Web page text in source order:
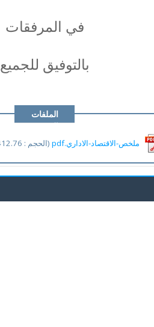
في المرفقات
بالتوفيق للجميع
الملفات
المرفقة
ملخص-الاقتصاد-الاداري.pdf (الحجم : 412.76 KB / التحميلات : 183)